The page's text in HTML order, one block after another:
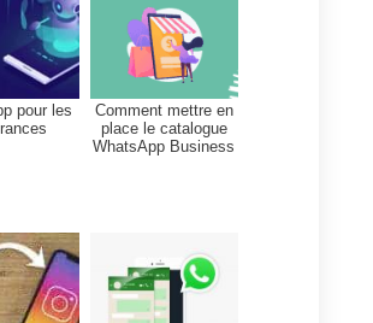
faut-il utiliser un
pour WhatsApp ?
vous souhaitez organiser vos
équipe, mais que
Web ne vous